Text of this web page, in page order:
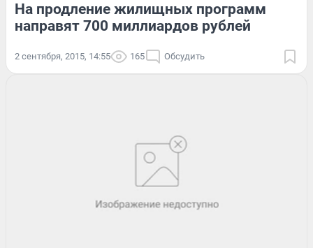
На продление жилищных программ
направят 700 миллиардов рублей
2 сентября, 2015, 14:55 165 Обсудить